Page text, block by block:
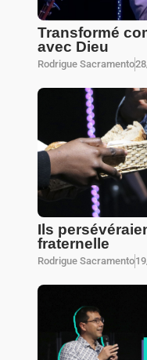
Transformé
avec Dieu
Rodrigue Sacramento
Ils
fraternelle
Rodrigue Sacramento